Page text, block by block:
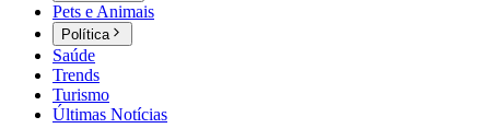
Pets e Animais
Política
Saúde
Trends
Turismo
Últimas Notícias